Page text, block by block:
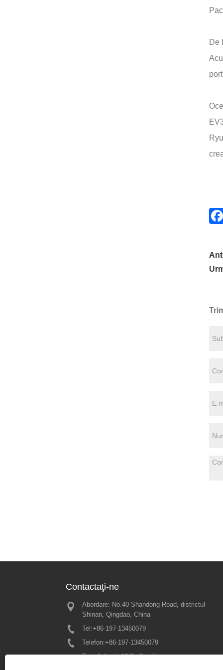
De
Contactaţi-ne
Abordare: No.40 Shandong Road, districtul
Shinan, Qingdao, China
Tel:+86-197-13450079
Telefon:+86-197-13450079
E-mail:bewin19@qdbewin.com
Amintiri